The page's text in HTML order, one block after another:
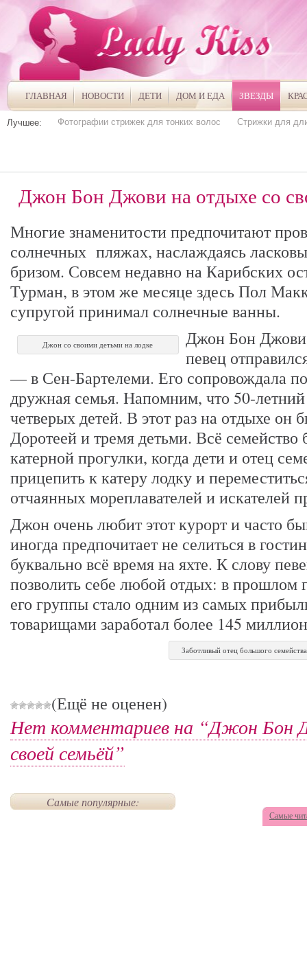
ГЛАВНАЯ НОВОСТИ ДЕТИ ДОМ И ЕДА ЗВЕЗДЫ
Лучшее: Фотографии стрижек для тонких волос Стрижки для
Джон Бон Джови на отдыхе со
Многие знаменитости предпочитают
солнечных пляжах, наслаждаясь
бризом. Совсем недавно на Карибских
Турман, в этом же месяце здесь Пол
супругой принимал солнечные ванны.
Джон со своими детьми на лодке
Джон Бон Джови
певец
— в Сен-Бартелеми. Его сопровождала
дружная семья. Напомним, что 50-летний
четверых детей. В этот раз на отдыхе
Доротеей и тремя детьми. Всё семейство
катерной прогулки, когда дети и отец
прицепить к катеру лодку и
отчаянных мореплавателей и искателей
Джон очень любит этот курорт и часто
иногда предпочитает не селиться в
буквально всё время на яхте. К слову
позволить себе любой отдых: в прошлом
его группы стало одним из самых
товарищами заработал более 145
Заботливый отец большого семейства
(Ещё не оценен)
Нет комментариев на “Джон Бон
своей семьёй”
Самые популярные:
Самые